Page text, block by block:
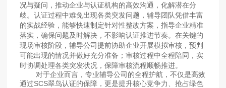
况与疑问，推动企业与认证机构的高效沟通，化解潜在分
歧。认证过程中难免出现各类突发问题，辅导团队凭借丰富
的实战经验，能够快速制定针对性整改方案，指导企业精准
落实，确保问题及时解决，不影响认证推进节奏。在关键的
现场审核阶段，辅导公司提前协助企业开展模拟审核，预判
可能出现的情况并做好充分准备；审核过程中全程陪同，实
时协调处理各类突发状况，保障审核流程顺畅推进。
对于企业而言，专业辅导公司的全程护航，不仅是高效
通过SCS翠鸟认证的保障，更是提升核心竞争力、抢占绿色